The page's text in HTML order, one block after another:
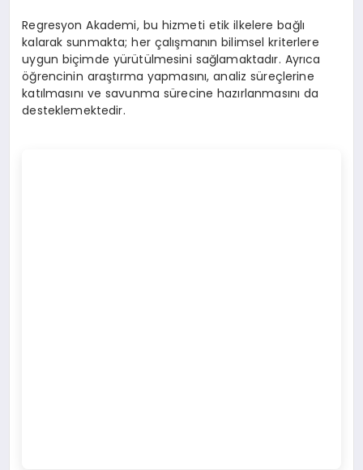
Regresyon Akademi, bu hizmeti etik ilkelere bağlı
kalarak sunmakta; her çalışmanın bilimsel kriterlere
uygun biçimde yürütülmesini sağlamaktadır. Ayrıca
öğrencinin araştırma yapmasını, analiz süreçlerine
katılmasını ve savunma sürecine hazırlanmasını da
desteklemektedir.